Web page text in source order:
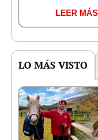
su volcán es el
del mundo
LEER MÁS
LO MÁS VISTO